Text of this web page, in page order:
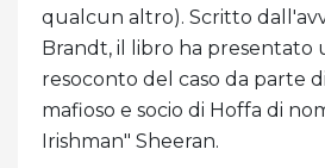
qualcun altro). Scritto
Brandt, il libro ha presentato
resoconto del caso da parte
mafioso e socio di Hoffa di
Irishman" Sheeran.